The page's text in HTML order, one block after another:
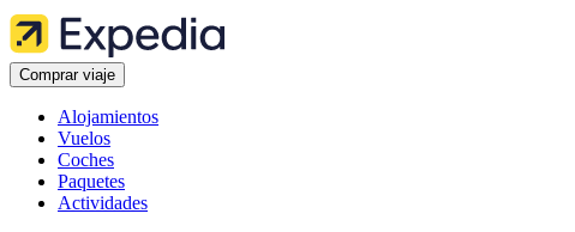
Comprar viaje
Alojamientos
Vuelos
Coches
Paquetes
Actividades